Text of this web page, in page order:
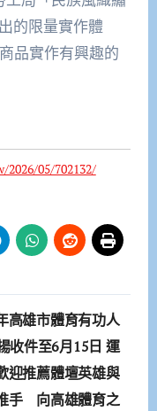
的限量實作體
品實作有興趣的
05/702132/
高雄市體育有功人
收件至6月15日 運
迎推薦體壇英雄與
手 向高雄體育之